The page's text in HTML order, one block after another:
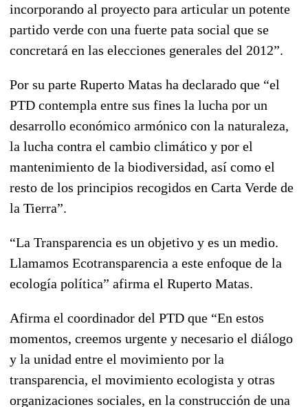
incorporando al proyecto para articular un potente
partido verde con una fuerte pata social que se
concretará en las elecciones generales del 2012”.
Por su parte Ruperto Matas ha declarado que “el
PTD contempla entre sus fines la lucha por un
desarrollo económico armónico con la naturaleza,
la lucha contra el cambio climático y por el
mantenimiento de la biodiversidad, así como el
resto de los principios recogidos en Carta Verde de
la Tierra”.
“La Transparencia es un objetivo y es un medio.
Llamamos Ecotransparencia a este enfoque de la
ecología política” afirma el Ruperto Matas.
Afirma el coordinador del PTD que “En estos
momentos, creemos urgente y necesario el diálogo
y la unidad entre el movimiento por la
transparencia, el movimiento ecologista y otras
organizaciones sociales, en la construcción de una